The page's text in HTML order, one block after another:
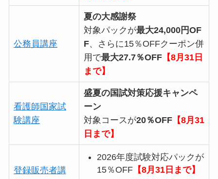
公務員講座
夏の大感謝祭
対象パックが最大24,000円OF
F、さらに15％OFFクーポン併
用で最大27.7％OFF【8月31日
まで】
看護師国家試
験講座
盛夏の国試対策応援キャンペ
ーン
対象コースが20％OFF【8月31
日まで】
登録販売者講
2026年度試験対応パックが
15％OFF【8月31日まで】